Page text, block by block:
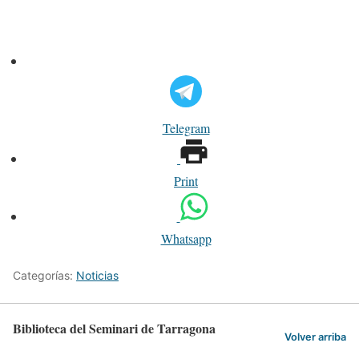
Telegram
Print
Whatsapp
Categorías: Noticias
Biblioteca del Seminari de Tarragona Volver arriba